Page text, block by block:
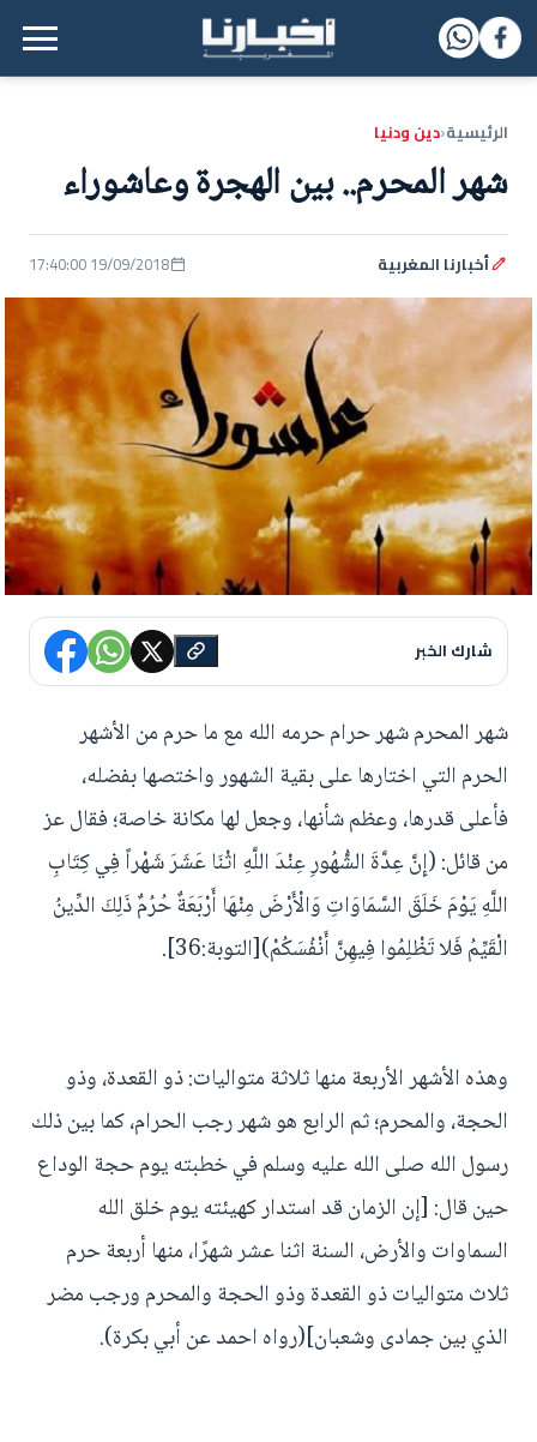
القائمة الرئيسية
الرئيسية‹دين ودنيا
شهر المحرم.. بين الهجرة وعاشوراء
أخبارنا المغربية 19/09/2018 17:40:00
شارك الخبر
شهر المحرم شهر حرام حرمه الله مع ما حرم من الأشهر
الحرم التي اختارها على بقية الشهور واختصها بفضله،
فأعلى قدرها، وعظم شأنها، وجعل لها مكانة خاصة؛ فقال عز
من قائل: (إِنَّ عِدَّةَ الشُّهُورِ عِنْدَ اللَّهِ اثْنَا عَشَرَ شَهْراً فِي كِتَابِ
اللَّهِ يَوْمَ خَلَقَ السَّمَاوَاتِ وَالْأَرْضَ مِنْهَا أَرْبَعَةٌ حُرُمٌ ذَلِكَ الدِّينُ
الْقَيِّمُ فَلا تَظْلِمُوا فِيهِنَّ أَنْفُسَكُمْ)[التوبة:36].
وهذه الأشهر الأربعة منها ثلاثة متواليات: ذو القعدة، وذو
الحجة، والمحرم؛ ثم الرابع هو شهر رجب الحرام، كما بين ذلك
رسول الله صلى الله عليه وسلم في خطبته يوم حجة الوداع
حين قال: [إن الزمان قد استدار كهيئته يوم خلق الله
السماوات والأرض، السنة اثنا عشر شهرًا، منها أربعة حرم
ثلاث متواليات ذو القعدة وذو الحجة والمحرم ورجب مضر
الذي بين جمادى وشعبان](رواه احمد عن أبي بكرة).